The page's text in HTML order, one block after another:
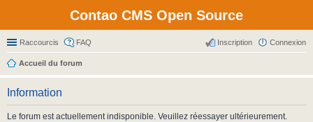
Contao CMS Open Source
Raccourcis FAQ Connexion
Inscription
Accueil du forum
Information
Le forum est actuellement indisponible. Veuillez réessayer ultérieurement.